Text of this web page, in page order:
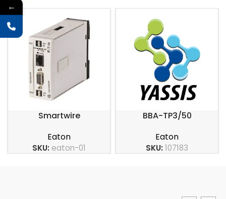
Smartwire
Eaton
SKU: eaton-01
BBA-TP3/50
Eaton
SKU:107183
←